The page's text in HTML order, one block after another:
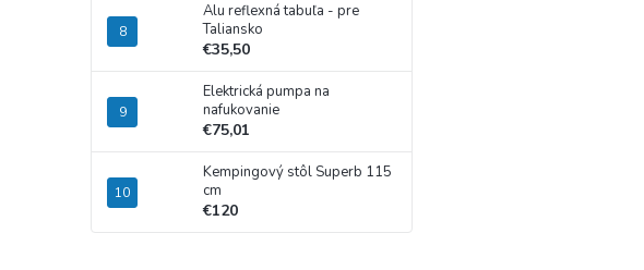
Alu reflexná tabuľa - pre
Taliansko
€35,50
Elektrická pumpa na
nafukovanie
€75,01
Kempingový stôl Superb 115
cm
€120